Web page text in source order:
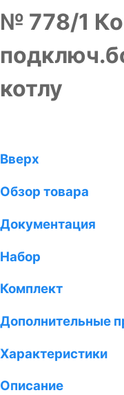
№ 778/1
котлу
Вверх
Обзор товара
Документация
Набор
Комплект
Дополнительные
Характеристики
Описание